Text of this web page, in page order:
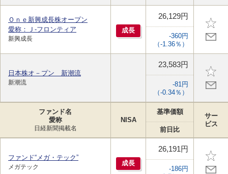
Ｏｎｅ新興成長株オープン
愛称：Ｊ-フロンティア
新興成長
成長
26,129円
-360円
（-1.36％）
日本株オ－プン 新潮流
新潮流
23,583円
-81円
（-0.34％）
ファンド名
愛称
日経新聞掲載名
NISA
基準価額
サー
ビス
前日比
ファンド“メガ・テック”
メガテック 成長
26,191円
-186円